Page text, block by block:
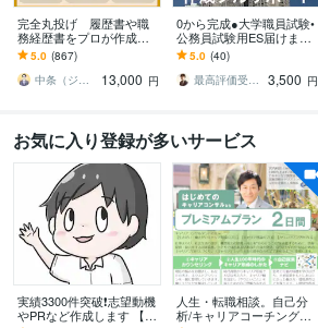
完全丸投げ 履歴書や職
務経歴書をプロが作成し
ます ゼロから作成代行/ポ
イント解説付 総販売実
績2000件突破
5.0 (867)
中条（ジョインキャリアオフィス）
13,000 円
0から完成●大学職員試験•
公務員試験用ES届けます
合格多数最短1日●大学職
員試験•公務員•企業志望動
機自己PR
5.0 (40)
最高評価受賞プラチナランクライター桜
3,500 円
お気に入り登録が多いサービス
実績3300件突破❗️志望動機
やPRなど作成します 【多
人生・転職相談。自己分
析/キャリアコーチングし